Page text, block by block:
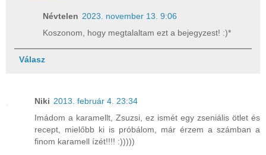
Névtelen 2023. november 13. 9:06
Koszonom, hogy megtalaltam ezt a bejegyzest! :)*
Válasz
Niki 2013. február 4. 23:34
Imádom a karamellt, Zsuzsi, ez ismét egy zseniális ötlet és
recept, mielőbb ki is próbálom, már érzem a számban a
finom karamell ízét!!!! :)))))